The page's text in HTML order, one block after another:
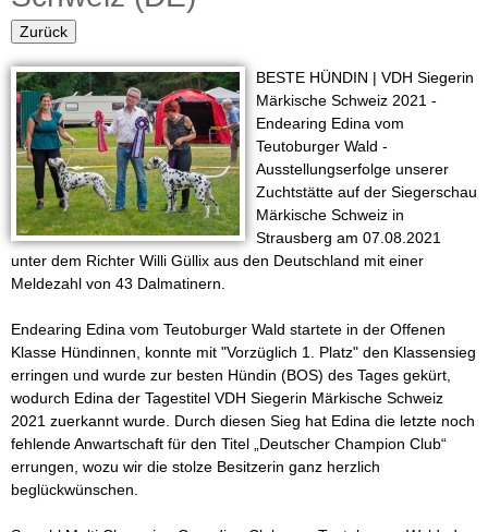
i
n
e
r
Z
u
c
h
t
v
o
u
l
a
r
Zurück
BESTE HÜNDIN | VDH Siegerin
Märkische Schweiz 2021 -
Endearing Edina vom
Teutoburger Wald -
Ausstellungserfolge unserer
Zuchtstätte auf der Siegerschau
Märkische Schweiz in
Strausberg am 07.08.2021
unter dem Richter Willi Güllix aus den Deutschland mit einer
Meldezahl von 43 Dalmatinern.
Endearing Edina vom Teutoburger Wald startete in der Offenen
Klasse Hündinnen, konnte mit "Vorzüglich 1. Platz" den Klassensieg
erringen und wurde zur besten Hündin (BOS) des Tages gekürt,
wodurch Edina der Tagestitel VDH Siegerin Märkische Schweiz
2021 zuerkannt wurde. Durch diesen Sieg hat Edina die letzte noch
fehlende Anwartschaft für den Titel „Deutscher Champion Club“
errungen, wozu wir die stolze Besitzerin ganz herzlich
beglückwünschen.